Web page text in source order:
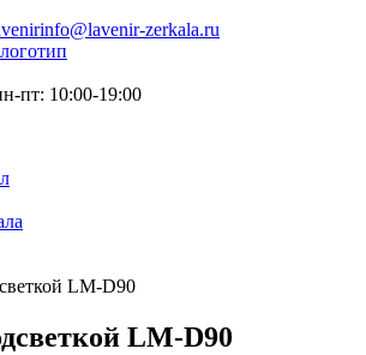
info@lavenir-zerkala.ru
пт: 10:00-19:00
LM-D90
LM-D90